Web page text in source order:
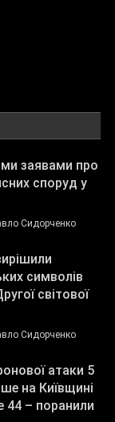
заявами про
споруд у
Сидорченко
символів
світової
Сидорченко
атаки 5
на Київщині
44 – поранили